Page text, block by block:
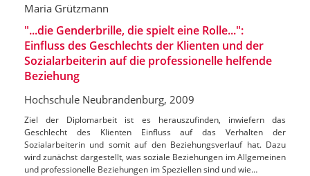
Maria Grützmann
"...die Genderbrille, die spielt eine Rolle...":
Einfluss des Geschlechts der Klienten und der
Sozialarbeiterin auf die professionelle helfende
Beziehung
Hochschule Neubrandenburg, 2009
Ziel der Diplomarbeit ist es herauszufinden, inwiefern das
Geschlecht des Klienten Einfluss auf das Verhalten der
Sozialarbeiterin und somit auf den Beziehungsverlauf hat. Dazu
wird zunächst dargestellt, was soziale Beziehungen im Allgemeinen
und professionelle Beziehungen im Speziellen sind und wie…